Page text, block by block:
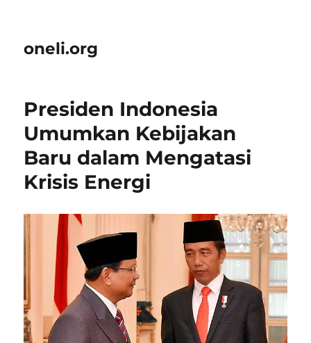
oneli.org
Presiden Indonesia
Umumkan Kebijakan
Baru dalam Mengatasi
Krisis Energi